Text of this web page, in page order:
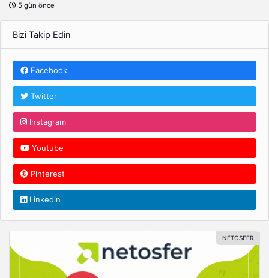
5 gün önce
Bizi Takip Edin
Facebook
Twitter
Instagram
Youtube
Pinterest
Linkedin